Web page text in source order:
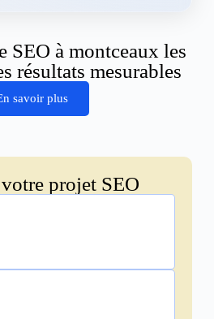
SEO à montceaux les
résultats mesurables
savoir plus
projet SEO